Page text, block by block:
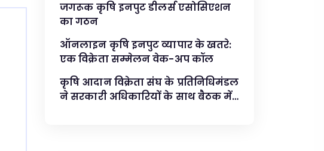
जगरूक कृषि इनपुट डीलर्स एसोसिएशन
का गठन
ऑनलाइन कृषि इनपुट व्यापार के खतरे:
एक विक्रेता सम्मेलन वेक-अप कॉल
कृषि आदान विक्रेता संघ के प्रतिनिधिमंडल
ने सरकारी अधिकारियों के साथ बैठक में